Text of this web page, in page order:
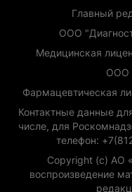
Главный
ООО
Медицинская
ООО
Фармацевтическая
Контактные данные
числе, для
телефон:
Copyright (с) АО
воспроизведение